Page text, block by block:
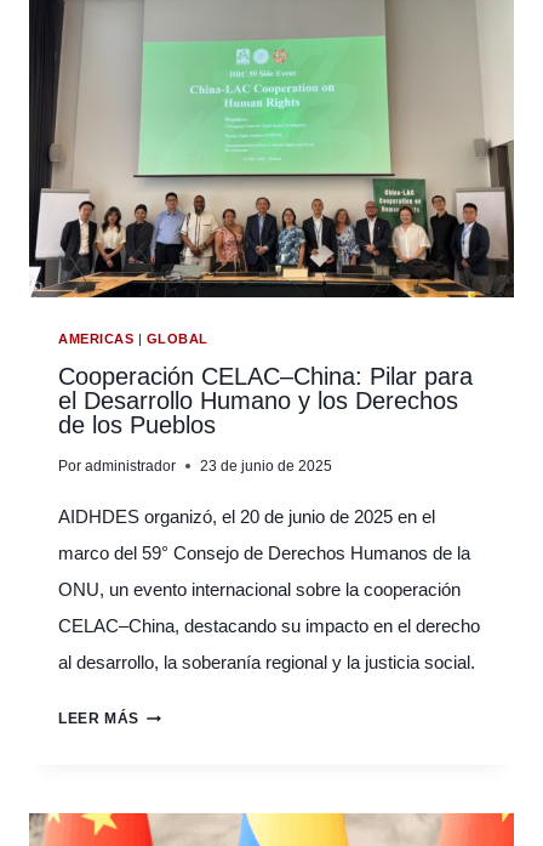
CARTA
LOS
80
AÑOS
DEL
FUNDACIONAL
DE
LA
PAZ
MULTILATERALISMO
AMERICAS | GLOBAL
Cooperación CELAC–China: Pilar para
el Desarrollo Humano y los Derechos
de los Pueblos
Por administrador 23 de junio de 2025
AIDHDES organizó, el 20 de junio de 2025 en el
marco del 59° Consejo de Derechos Humanos de la
ONU, un evento internacional sobre la cooperación
CELAC–China, destacando su impacto en el derecho
al desarrollo, la soberanía regional y la justicia social.
LEER MÁSCOOPERACIÓN
PARA